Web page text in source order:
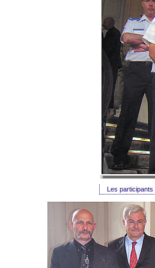
Les participants